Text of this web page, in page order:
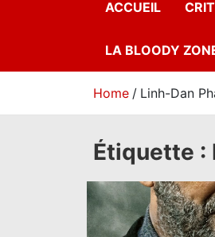
ACCUEIL
LA BLOODY
Home Linh-Dan
Étiquette :